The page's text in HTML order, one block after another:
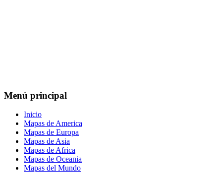
Menú principal
Inicio
Mapas de America
Mapas de Europa
Mapas de Asia
Mapas de Africa
Mapas de Oceania
Mapas del Mundo